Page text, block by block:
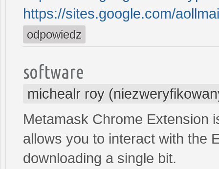
https://sites.google.com/
odpowiedz
software
michealr roy
Metamask Chrome Extension
allows you to interact with the
downloading a single bit.